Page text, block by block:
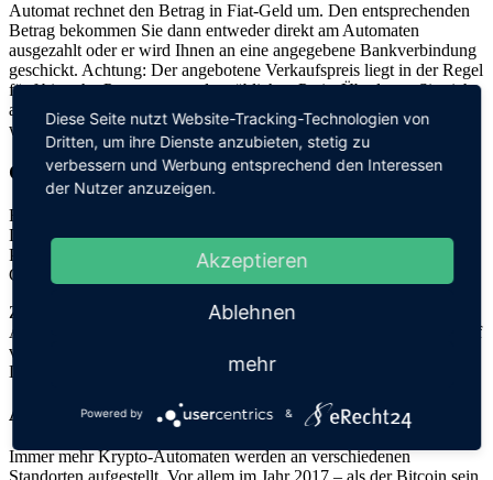
Automat rechnet den Betrag in Fiat-Geld um. Den entsprechenden
Betrag bekommen Sie dann entweder direkt am Automaten
ausgezahlt oder er wird Ihnen an eine angegebene Bankverbindung
geschickt. Achtung: Der angebotene Verkaufspreis liegt in der Regel
fünf bis zehn Prozent unter dem üblichen Preis. Überlegen Sie sich
also gut, ob Sie die Bitcoins wirklich an einem Krypto-Automaten
wieder verkaufen wollen.
Gebühren für Bitcoin-Transaktionen
Für Bitcoin-Transaktionen am Automaten werden Gebühren fällig.
Diese sind in der Regel deutlich höher als bei einer Online-Trading-
Plattform. Der Grund: Jeder Automaten-Betreiber kann seine
Gebühren individuell festlegen.
Zusätzlich entstehen Kosten für das Netzwerk, das für die
Abwicklung der Transaktionen zuständig ist. Ein Kauf oder Verkauf
von Bitcoins muss vom Netzwerk immer erst bestätigt werden.
Dafür sind Miner zuständig, die die Netzwerk-Gebühren kassieren.
Anzahl der Automaten weltweit steigt weiter an
Immer mehr Krypto-Automaten werden an verschiedenen
Standorten aufgestellt. Vor allem im Jahr 2017 – als der Bitcoin sein
Diese Seite nutzt Website-Tracking-Technologien von
Dritten, um ihre Dienste anzubieten, stetig zu
verbessern und Werbung entsprechend den Interessen
der Nutzer anzuzeigen.
Akzeptieren
Ablehnen
mehr
Powered by &